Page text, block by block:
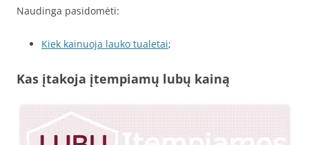
Naudinga pasidomėti:
Kiek kainuoja lauko tualetai;
Kas įtakoja įtempiamų lubų kainą